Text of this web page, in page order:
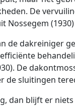
De
Nossegem
de dakreiniger
De
de sluitingen
dan blijft er